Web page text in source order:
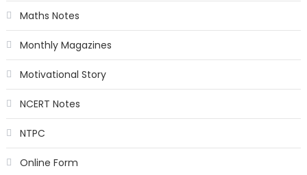
Maths Notes
Monthly Magazines
Motivational Story
NCERT Notes
NTPC
Online Form